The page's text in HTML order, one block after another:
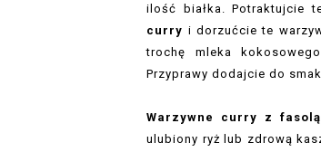
ilość białka. Potraktujcie
curry i dorzućcie te
trochę mleka
Przyprawy dodajcie do
Warzywne curry z fasolą
ulubiony ryż lub zdrową